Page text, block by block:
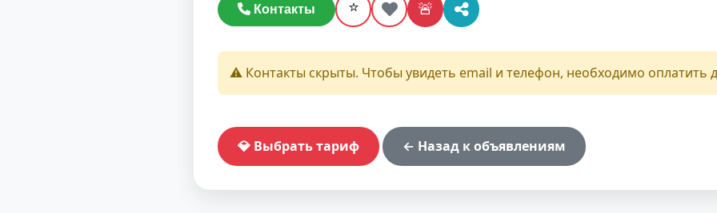
Контакты ⭐ 🚨
⚠️ Контакты скрыты. Чтобы увидеть email и телефон, необходимо оплатить
💎 Выбрать тариф ← Назад к объявлениям